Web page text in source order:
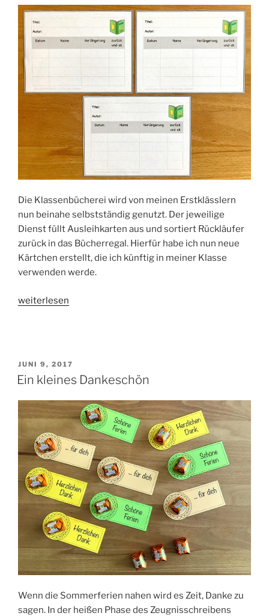
Die Klassenbücherei wird von meinen Erstklässlern
nun beinahe selbstständig genutzt. Der jeweilige
Dienst füllt Ausleihkarten aus und sortiert Rückläufer
zurück in das Bücherregal. Hierfür habe ich nun neue
Kärtchen erstellt, die ich künftig in meiner Klasse
verwenden werde.
„Ausleihkärtchen
weiterlesen
VERÖFFENTLICHT
AM
JUNI 9, 2017
Ein kleines Dankeschön
Wenn die Sommerferien nahen wird es Zeit, Danke zu
sagen. In der heißen Phase des Zeugnisschreibens